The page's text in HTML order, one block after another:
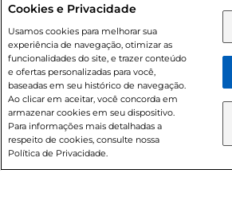
Rio de Janeiro (RJ) Goiás (GO)
Ou
Caso queira comprar online, informe
suas compras:
Entrega em casa
prévio. O valor mínimo para as
80,00.
© 2026 Copyright. Todos
reservados Prezunic.
Cookies e Privacidade
Usamos cookies para melhorar sua
experiência de navegação, otimizar as
funcionalidades do site, e trazer conteúdo
e ofertas personalizadas para você,
baseadas em seu histórico de navegação.
Ao clicar em aceitar, você concorda em
armazenar cookies em seu dispositivo.
Para informações mais detalhadas a
respeito de cookies, consulte nossa
Política de Privacidade.